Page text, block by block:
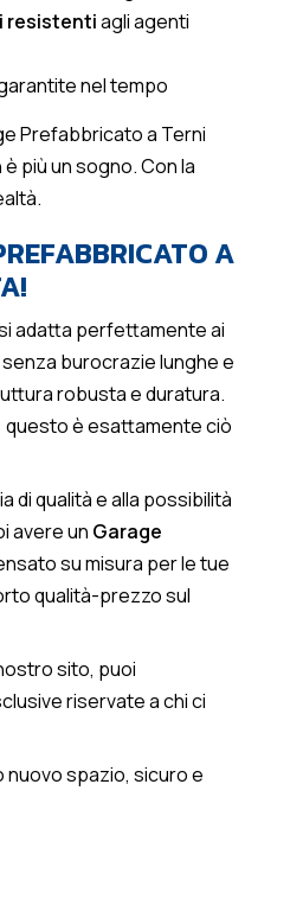
resistentiagli agenti
nel tempo
Prefabbricato a Terni
più un sogno. Con la
A
adatta perfettamente ai
burocrazie lunghe e
robusta e duratura.
questo è esattamente ciò
di qualità e alla possibilità
avere un Garage
su misura per le tue
qualità-prezzo sul
sito, puoi
riservate a chi ci
spazio, sicuro e